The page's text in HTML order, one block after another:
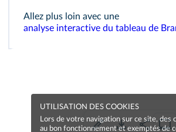
Allez plus loin avec une
analyse interactive du tableau de
UTILISATION DES COOKIES
Lors de votre navigation sur ce site, des
au bon fonctionnement et exemptés de